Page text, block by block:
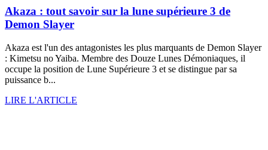
Akaza : tout savoir sur la lune supérieure 3 de
Demon Slayer
Akaza est l'un des antagonistes les plus marquants de Demon Slayer
: Kimetsu no Yaiba. Membre des Douze Lunes Démoniaques, il
occupe la position de Lune Supérieure 3 et se distingue par sa
puissance b...
LIRE L'ARTICLE